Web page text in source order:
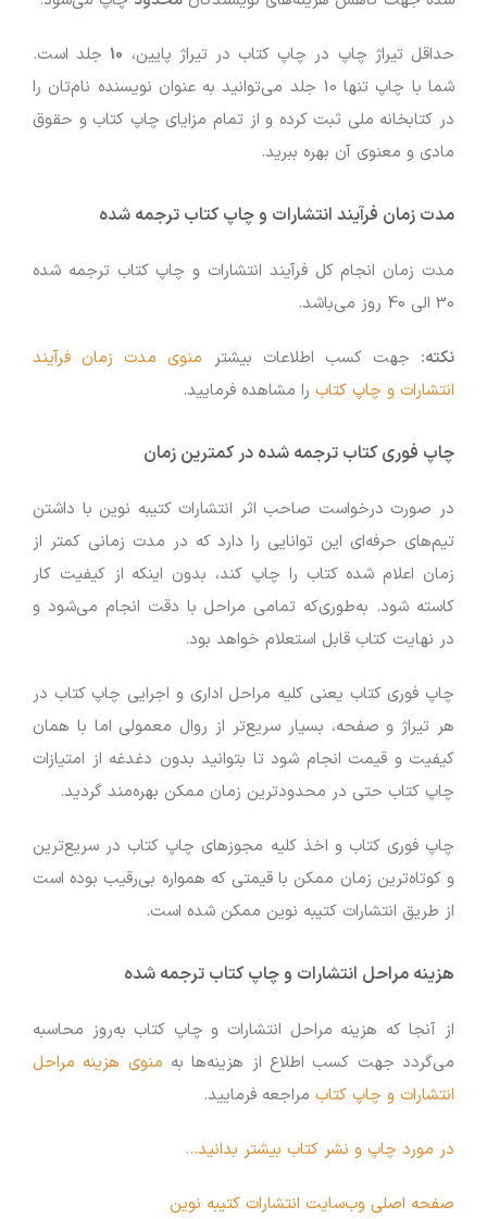
حداقل تیراژ چاپ در چاپ کتاب در تیراژ پایین، 10جلد است.
شما با چاپ تنها 10 جلد می‌توانید به عنوان نویسنده نام‌تان را
در کتابخانه ملی ثبت کرده و از تمام مزایای چاپ کتاب و حقوق
مادی و معنوی آن بهره ببرید.
مدت زمان فرآیند انتشارات و چاپ کتاب ترجمه شده
مدت زمان انجام کل فرآیند انتشارات و چاپ کتاب ترجمه شده
30 الی 40 روز می‌باشد.
نکته: جهت کسب اطلاعات بیشتر منوی مدت زمان فرآیند
انتشارات و چاپ کتاب‌ را مشاهده فرمایید.
چاپ فوری کتاب ترجمه شده در کمترین زمان
در صورت درخواست صاحب اثر انتشارات کتیبه نوین با داشتن
تیم‌های حرفه‌ای این توانایی را دارد که در مدت زمانی کمتر از
زمان اعلام شده کتاب را چاپ کند، بدون اینکه از کیفیت کار
کاسته شود. به‌طوری‌که تمامی مراحل با دقت انجام می‌شود و
در نهایت کتاب قابل استعلام خواهد بود.
چاپ فوری کتاب یعنی کلیه مراحل اداری و اجرایی چاپ کتاب در
هر تیراژ و صفحه، بسیار سریع‌تر از روال معمولی اما با همان
کیفیت و قیمت انجام شود تا بتوانید بدون دغدغه از امتیازات
چاپ کتاب حتی در محدودترین زمان ممکن بهره‌مند گردید.
چاپ فوری کتاب و اخذ کلیه مجوزهای چاپ کتاب در سریع‌ترین
و کوتاه‌ترین زمان ممکن با قیمتی که همواره بی‌رقیب بوده است
از طریق انتشارات کتیبه نوین ممکن شده است.
هزینه مراحل انتشارات و چاپ کتاب ترجمه شده
از آنجا که هزینه‌ مراحل انتشارات و چاپ کتاب به‌روز محاسبه
می‌گردد جهت کسب اطلاع از هزینه‌ها به منوی هزینه‌ مراحل
انتشارات و چاپ کتاب مراجعه فرمایید.
در مورد چاپ و نشر کتاب بیشتر بدانید…
صفحه اصلی وب‌سایت انتشارات کتیبه نوین